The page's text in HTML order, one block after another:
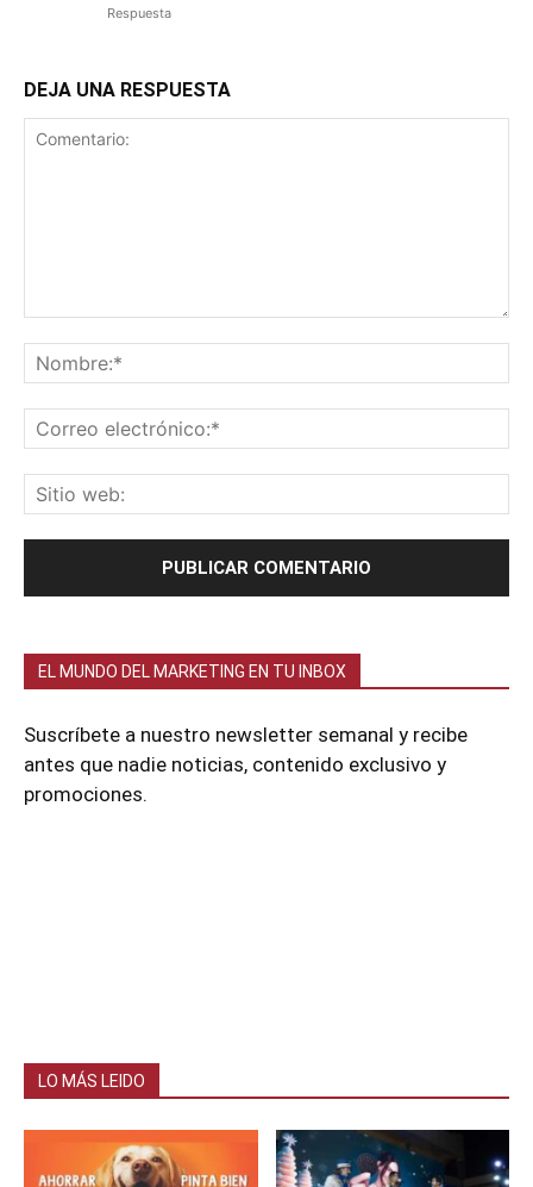
Respuesta
DEJA UNA RESPUESTA
EL MUNDO DEL MARKETING EN TU INBOX
Suscríbete a nuestro newsletter semanal y recibe
antes que nadie noticias, contenido exclusivo y
promociones.
LO MÁS LEIDO